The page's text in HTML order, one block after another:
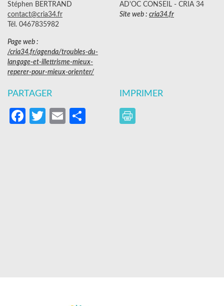
Stéphen BERTRAND
contact@cria34.fr
Tél. 0467835982
Page web :
/cria34.fr/agenda/troubles-du-
langage-et-illettrisme-mieux-
reperer-pour-mieux-orienter/
AD'OC CONSEIL - CRIA 34
Site web : cria34.fr
PARTAGER
Facebook
Twitter
EmailPartager
IMPRIMER